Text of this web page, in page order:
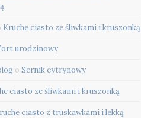
Kruche ciasto ze śliwkami i kruszonką
urodzinowy
oSernik cytrynowy
ciasto ze śliwkami i kruszonką
ciasto z truskawkami i lekką